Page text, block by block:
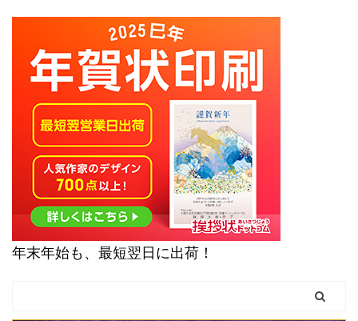
年末年始も、最短翌日に出荷！